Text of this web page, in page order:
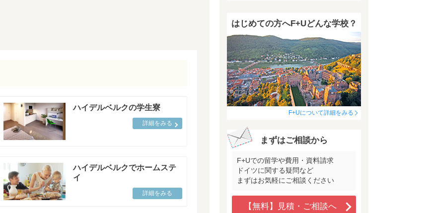
ハイデルベルクの学生寮
詳細をみる
ハイデルベルクでホームステ
イ
詳細をみる
はじめての方へF+Uどんな学校？
F+Uについて詳細をみる
まずはご相談から
F+Uでの留学や費用・資料請求
ドイツに関する疑問など
まずはお気軽にご相談ください
【無料】見積・ご相談へ